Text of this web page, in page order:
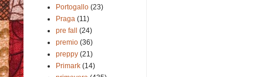
Portogallo (23)
Praga (11)
pre fall (24)
premio (36)
preppy (21)
Primark (14)